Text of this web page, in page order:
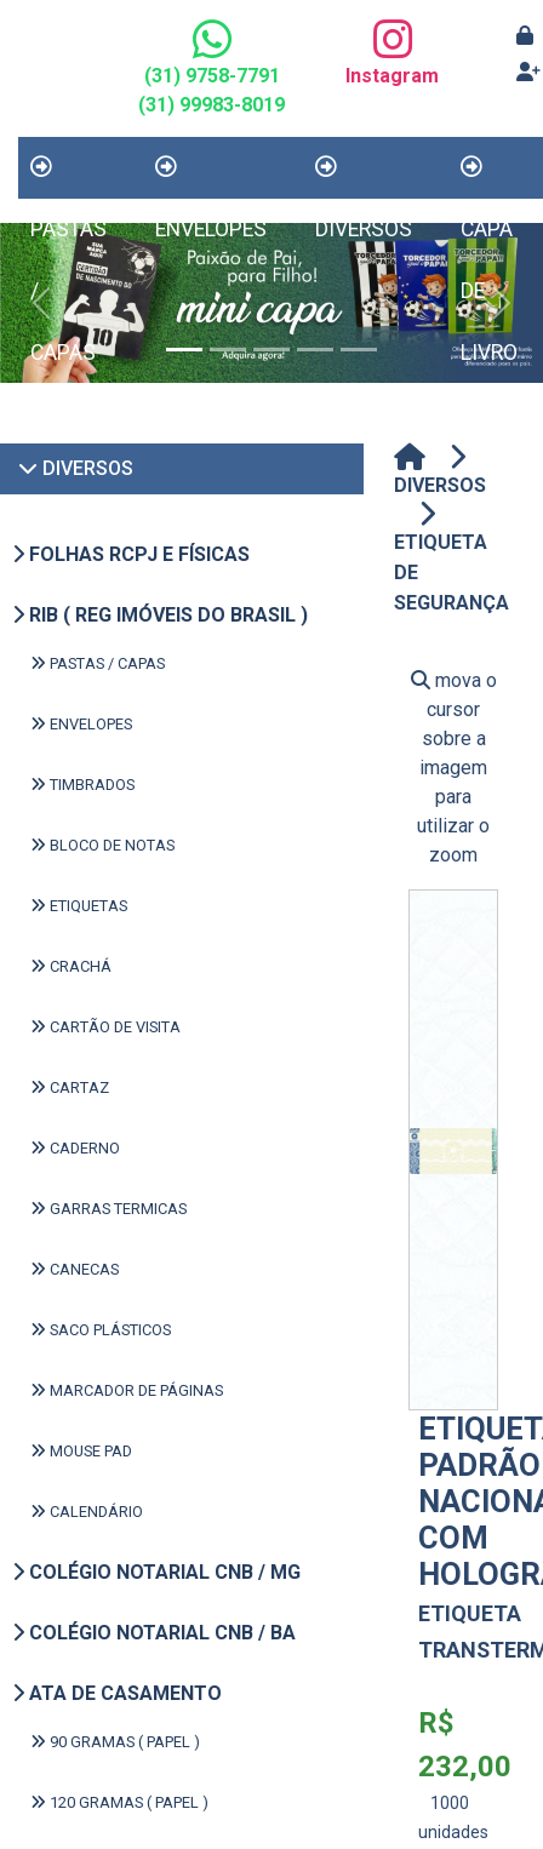
(31) 9758-7791
(31) 99983-8019
Instagram
PASTAS
/
CAPAS
ENVELOPES DIVERSOS CAPA
DE
LIVRO
Previous Next
DIVERSOS
FOLHAS RCPJ E FÍSICAS
RIB ( REG IMÓVEIS DO BRASIL )
PASTAS / CAPAS
ENVELOPES
TIMBRADOS
BLOCO DE NOTAS
ETIQUETAS
CRACHÁ
CARTÃO DE VISITA
CARTAZ
CADERNO
GARRAS TERMICAS
CANECAS
SACO PLÁSTICOS
MARCADOR DE PÁGINAS
MOUSE PAD
CALENDÁRIO
COLÉGIO NOTARIAL CNB / MG
COLÉGIO NOTARIAL CNB / BA
ATA DE CASAMENTO
90 GRAMAS ( PAPEL )
120 GRAMAS ( PAPEL )
DIVERSOS
ETIQUETA
DE
SEGURANÇA
mova o
cursor
sobre a
imagem
para
utilizar o
zoom
PADRÃO
COM
ETIQUETA
R$
232,00
1000
unidades